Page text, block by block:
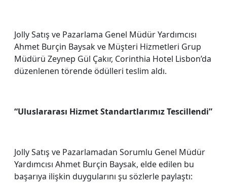
Jolly Satış ve Pazarlama Genel Müdür Yardımcısı
Ahmet Burçin Baysak ve Müşteri Hizmetleri Grup
Müdürü Zeynep Gül Çakır, Corinthia Hotel Lisbon’da
düzenlenen törende ödülleri teslim aldı.
“Uluslararası Hizmet Standartlarımız Tescillendi”
Jolly Satış ve Pazarlamadan Sorumlu Genel Müdür
Yardımcısı Ahmet Burçin Baysak, elde edilen bu
başarıya ilişkin duygularını şu sözlerle paylaştı: